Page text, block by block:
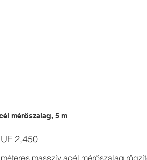
mérőszalag, 5 m
2,450